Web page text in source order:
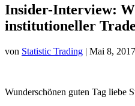
Insider-Interview:
institutioneller
von Statistic Trading | Mai 8, 2017
Wunderschönen guten Tag liebe